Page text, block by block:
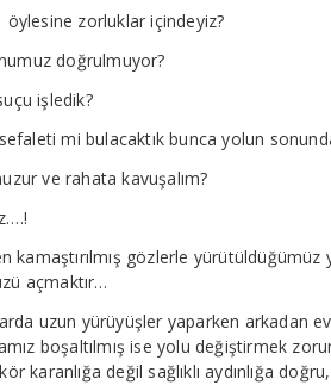
zorluklar içindeyiz?
doğrulmuyor?
işledik?
mi bulacaktık bunca yolun
ve rahata kavuşalım?
kamaştırılmış gözlerle
açmaktır…
uzun yürüyüşler yaparken arkadan
boşaltılmış ise yolu değiştirmek
karanlığa değil sağlıklı aydınlığa